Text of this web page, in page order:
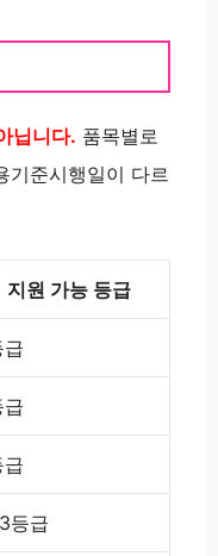
닙니다. 품목별로
기준시행일이 다르
지원 가능 등급
급
급
급
등급